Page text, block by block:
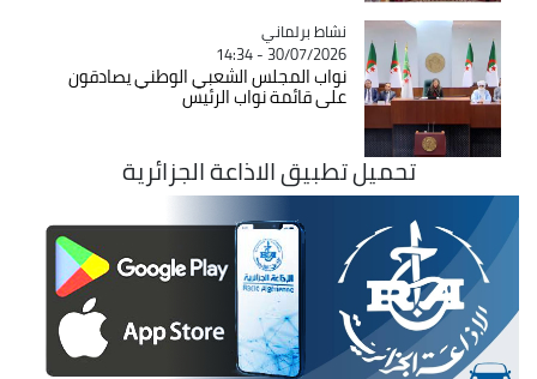
Catégorie
نشاط برلماني
30/07/2026 - 14:34
نواب المجلس الشعبي الوطني يصادقون
على قائمة نواب الرئيس
تحميل تطبيق الاذاعة الجزائرية